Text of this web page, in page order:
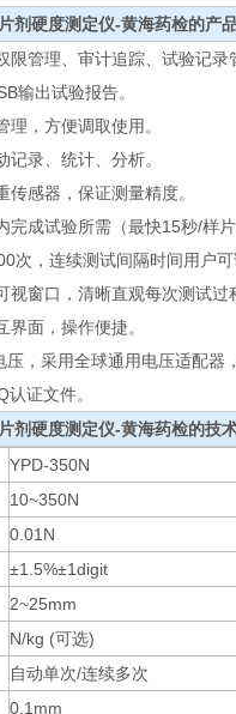
剂硬度测定仪-黄海药检的产
限管理、审计追踪、试验记录
输出试验报告。
理，方便调取使用。
记录、统计、分析。
传感器，保证测量精度。
完成试验所需（最快15秒/样片
次，连续测试间隔时间用户可
视窗口，清晰直观每次测试过
界面，操作便捷。
，采用全球通用电压适配器
证文件。
剂硬度测定仪-黄海药检的技
YPD-350N
10~350N
0.01N
±1.5%±1digit
2~25mm
N/kg (可选)
自动单次/连续多次
0.1mm